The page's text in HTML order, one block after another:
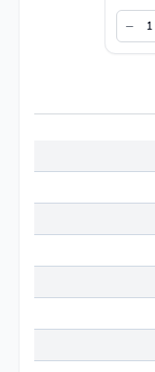
− 1